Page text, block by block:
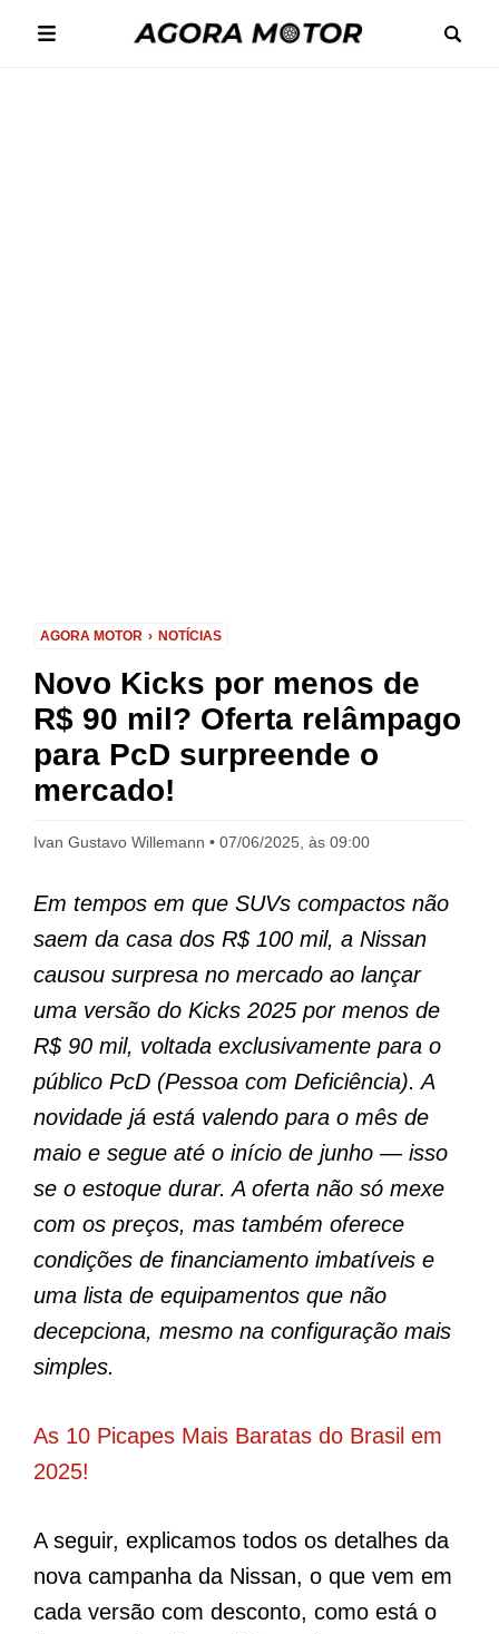
AGORA MOTOR NOTÍCIAS
Novo Kicks por menos de
R$ 90 mil? Oferta relâmpago
para PcD surpreende o
mercado!
Ivan Gustavo Willemann 07/06/2025, às 09:00
Em tempos em que SUVs compactos não
saem da casa dos R$ 100 mil, a Nissan
causou surpresa no mercado ao lançar
uma versão do Kicks 2025 por menos de
R$ 90 mil, voltada exclusivamente para o
público PcD (Pessoa com Deficiência). A
novidade já está valendo para o mês de
maio e segue até o início de junho — isso
se o estoque durar. A oferta não só mexe
com os preços, mas também oferece
condições de financiamento imbatíveis e
uma lista de equipamentos que não
decepciona, mesmo na configuração mais
simples.
As 10 Picapes Mais Baratas do Brasil em
2025!
A seguir, explicamos todos os detalhes da
nova campanha da Nissan, o que vem em
cada versão com desconto, como está o